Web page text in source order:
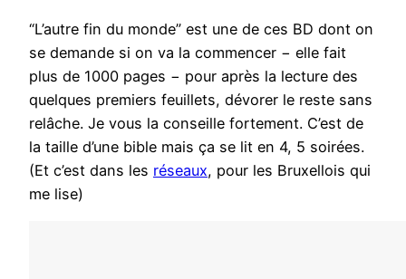
“L’autre fin du monde” est une de ces BD dont on
se demande si on va la commencer − elle fait
plus de 1000 pages − pour après la lecture des
quelques premiers feuillets, dévorer le reste sans
relâche. Je vous la conseille fortement. C’est de
la taille d’une bible mais ça se lit en 4, 5 soirées.
(Et c’est dans les réseaux, pour les Bruxellois qui
me lise)